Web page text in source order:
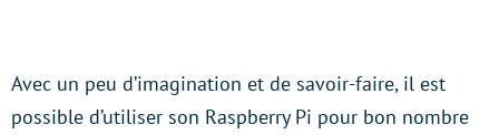
Avec un peu d’imagination et de savoir-faire, il est
possible d’utiliser son Raspberry Pi pour bon nombre